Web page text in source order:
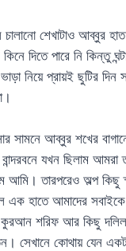
শেখাটাও আব্বুর
দিতে পারে নি কিন্তু
ভাড়া নিয়ে প্রায়ই ছুটির
সামনে আব্বুর শখের
যখন ছিলাম আমরা
আমি। তারপরেও অল্প কিছু
এক হাতে আমাদের সবাইকে
শরিফ আর কিছু দলিল
সেখানে কোথায় যেন